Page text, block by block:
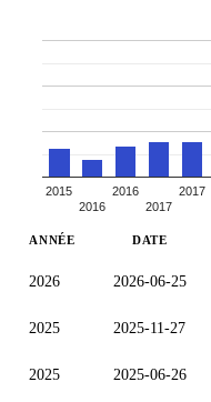
2015
2016
2016
2017
2017
ANNÉE DATE
2026 2026-06-25
2025 2025-11-27
2025 2025-06-26